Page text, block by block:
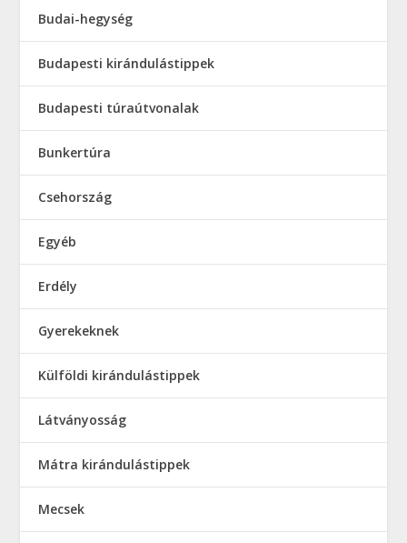
Budai-hegység
Budapesti kirándulástippek
Budapesti túraútvonalak
Bunkertúra
Csehország
Egyéb
Erdély
Gyerekeknek
Külföldi kirándulástippek
Látványosság
Mátra kirándulástippek
Mecsek